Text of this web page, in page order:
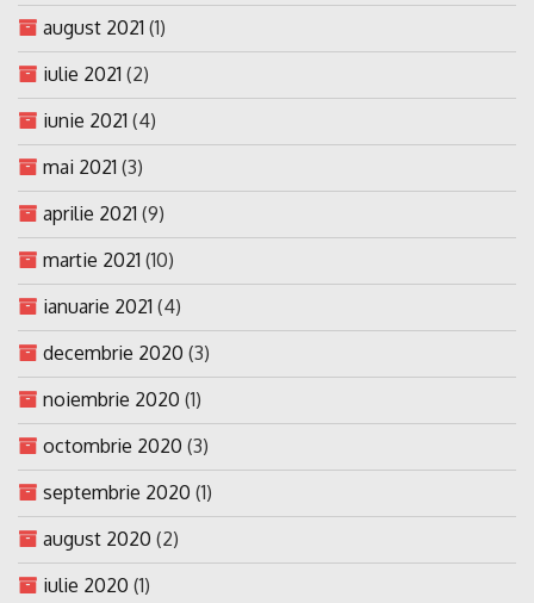
august 2021 (1)
iulie 2021 (2)
iunie 2021 (4)
mai 2021 (3)
aprilie 2021 (9)
martie 2021 (10)
ianuarie 2021 (4)
decembrie 2020 (3)
noiembrie 2020 (1)
octombrie 2020 (3)
septembrie 2020 (1)
august 2020 (2)
iulie 2020 (1)